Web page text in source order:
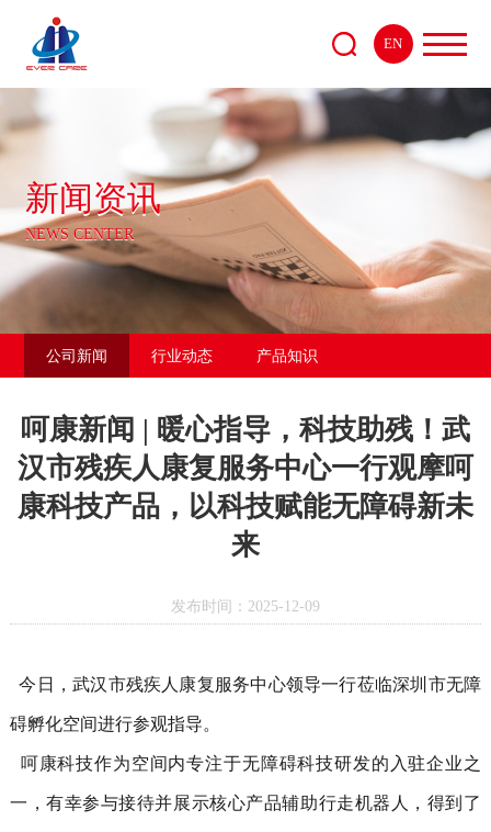
EN
新闻资讯
NEWS CENTER
公司新闻 行业动态 产品知识
呵康新闻 | 暖心指导，科技助残！武
汉市残疾人康复服务中心一行观摩呵
康科技产品，以科技赋能无障碍新未
来
发布时间：2025-12-09
今日，武汉市残疾人康复服务中心领导一行莅临深圳市无障
碍孵化空间进行参观指导。
呵康科技作为空间内专注于无障碍科技研发的入驻企业之
一，有幸参与接待并展示核心产品辅助行走机器人，得到了